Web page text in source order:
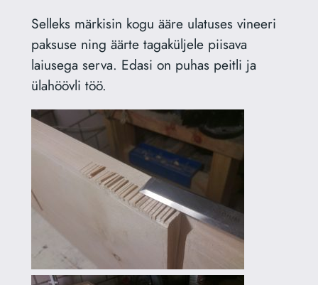
Selleks märkisin kogu ääre ulatuses vineeri
paksuse ning äärte tagaküljele piisava
laiusega serva. Edasi on puhas peitli ja
ülahöövli töö.